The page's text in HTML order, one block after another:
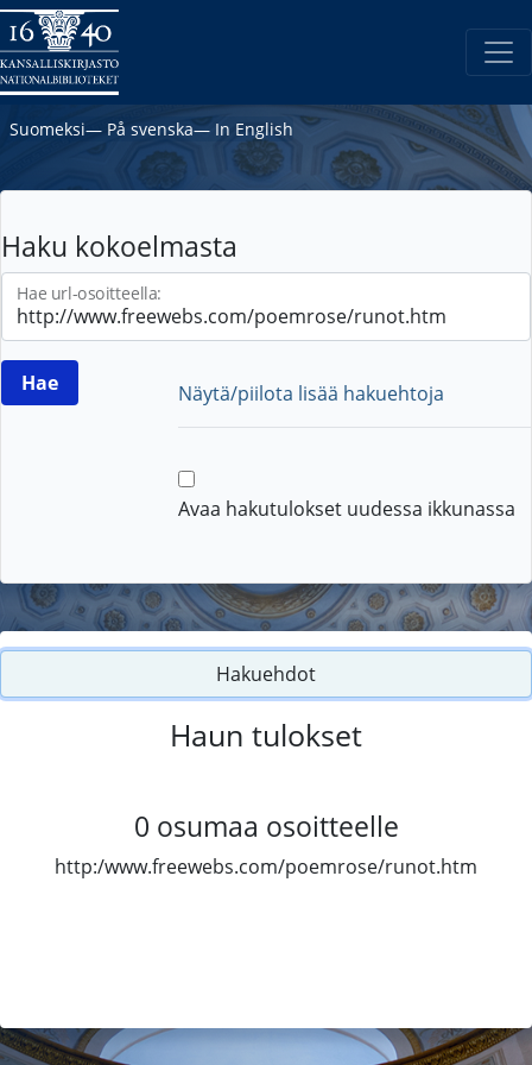
Suomeksi― På svenska― In English
Haku kokoelmasta
Hae url-osoitteella:
Näytä/piilota lisää hakuehtoja
Avaa hakutulokset uudessa ikkunassa
Hakuehdot
Haun tulokset
0 osumaa osoitteelle
http:/www.freewebs.com/poemrose/runot.htm